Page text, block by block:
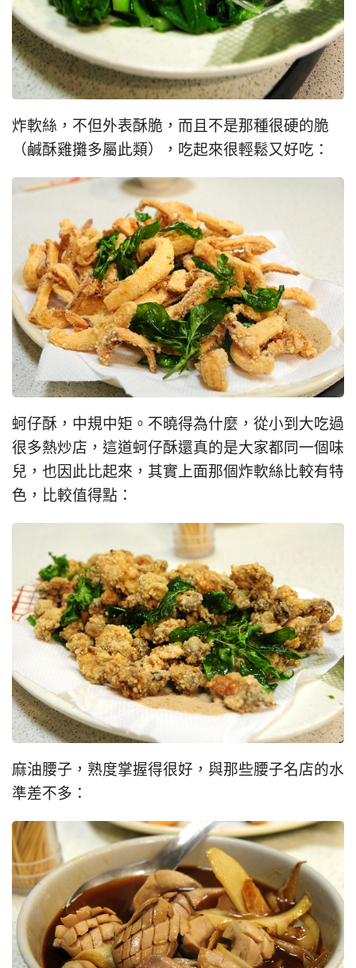
炸軟絲，不但外表酥脆，而且不是那種很硬的脆
（鹹酥雞攤多屬此類），吃起來很輕鬆又好吃：
蚵仔酥，中規中矩。不曉得為什麼，從小到大吃過
很多熱炒店，這道蚵仔酥還真的是大家都同一個味
兒，也因此比起來，其實上面那個炸軟絲比較有特
色，比較值得點：
麻油腰子，熟度掌握得很好，與那些腰子名店的水
準差不多：